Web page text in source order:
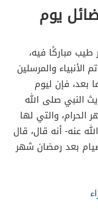
يوم
طيب مباركًا فيه،
والمرسلين
بعد، فإن ليوم
النبي صلى الله
الحرام، والتي لها
عنه- أنه قال، قال
بعد رمضان شهر